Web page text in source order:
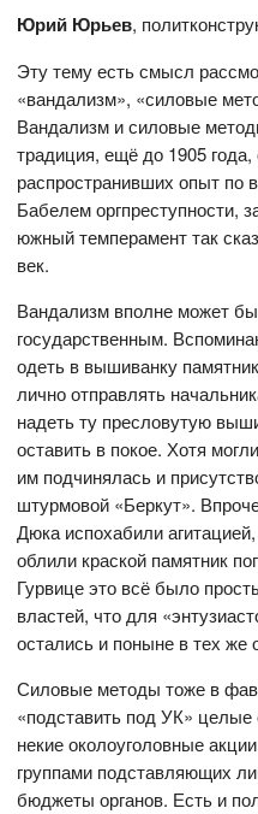
Юрий Юрьев,
Эту тему есть смысл
«вандализм», «силовые
Вандализм и силовые
традиция, ещё до 1905 года,
распространивших опыт по
Бабелем оргпреступности,
южный темперамент так
век.
Вандализм вполне может
государственным.
одеть в вышиванку
лично отправлять
надеть ту пресловутую
оставить в покое. Хотя
им подчинялась и
штурмовой «Беркут».
Дюка испохабили
облили краской памятник
Гурвице это всё было
властей, что для
остались и поныне в тех же
Силовые методы тоже в
«подставить под УК» целые
некие околоуголовные
группами подставляющих
бюджеты органов. Есть и